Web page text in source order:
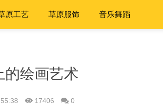
原工艺 草原服饰 音乐舞蹈
的绘画艺术
17406 0